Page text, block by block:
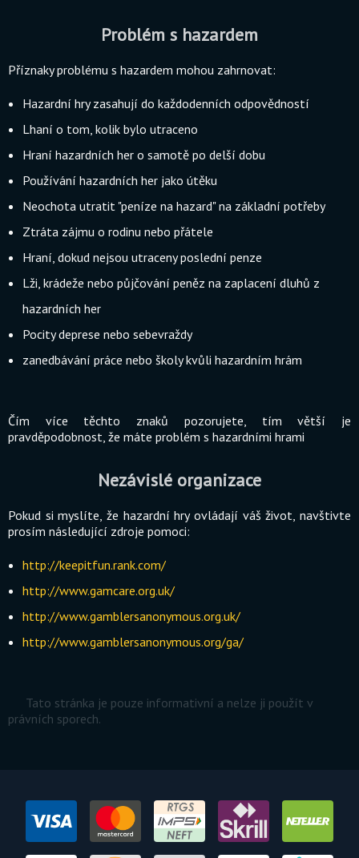
Problém s hazardem
Příznaky problému s hazardem mohou zahrnovat:
Hazardní hry zasahují do každodenních odpovědností
Lhaní o tom, kolik bylo utraceno
Hraní hazardních her o samotě po delší dobu
Používání hazardních her jako útěku
Neochota utratit "peníze na hazard" na základní potřeby
Ztráta zájmu o rodinu nebo přátele
Hraní, dokud nejsou utraceny poslední penze
Lži, krádeže nebo půjčování peněz na zaplacení dluhů z
hazardních her
Pocity deprese nebo sebevraždy
zanedbávání práce nebo školy kvůli hazardním hrám
Čím více těchto znaků pozorujete, tím větší je
pravděpodobnost, že máte problém s hazardními hrami
Nezávislé organizace
Pokud si myslíte, že hazardní hry ovládají váš život, navštivte
prosím následující zdroje pomoci:
http://keepitfun.rank.com/
http://www.gamcare.org.uk/
http://www.gamblersanonymous.org.uk/
http://www.gamblersanonymous.org/ga/
Tato stránka je pouze informativní a nelze ji použít v
právních sporech.